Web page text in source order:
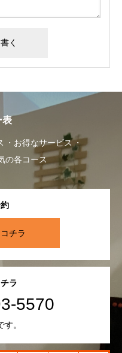
表
お得なサービス
の各コース
チラ
ラ
5570
。